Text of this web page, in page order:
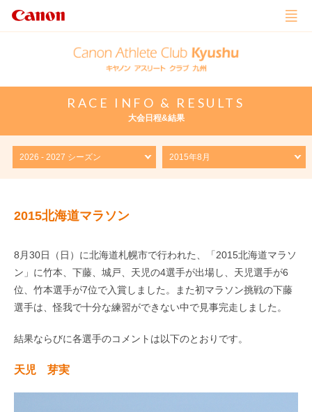
RACE INFO & RESULTS
大会日程&結果
2015北海道マラソン
8月30日（日）に北海道札幌市で行われた、「2015北海道マラソ
ン」に竹本、下藤、城戸、天児の4選手が出場し、天児選手が6
位、竹本選手が7位で入賞しました。また初マラソン挑戦の下藤
選手は、怪我で十分な練習ができない中で見事完走しました。
結果ならびに各選手のコメントは以下のとおりです。
天児 芽実